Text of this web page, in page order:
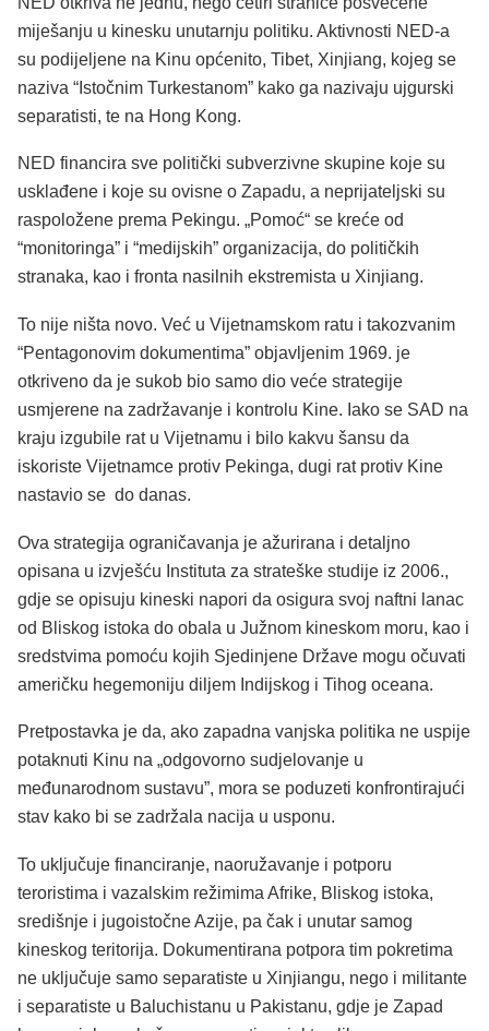
miješanju u kinesku unutarnju politiku. Aktivnosti NED-a
su podijeljene na Kinu općenito, Tibet, Xinjiang, kojeg se
naziva “Istočnim Turkestanom” kako ga nazivaju ujgurski
separatisti, te na Hong Kong.
NED financira sve politički subverzivne skupine koje su
usklađene i koje su ovisne o Zapadu, a neprijateljski su
raspoložene prema Pekingu. „Pomoć“ se kreće od
“monitoringa” i “medijskih” organizacija, do političkih
stranaka, kao i fronta nasilnih ekstremista u Xinjiang.
To nije ništa novo. Već u Vijetnamskom ratu i takozvanim
“Pentagonovim dokumentima” objavljenim 1969. je
otkriveno da je sukob bio samo dio veće strategije
usmjerene na zadržavanje i kontrolu Kine. Iako se SAD na
kraju izgubile rat u Vijetnamu i bilo kakvu šansu da
iskoriste Vijetnamce protiv Pekinga, dugi rat protiv Kine
nastavio se do danas.
Ova strategija ograničavanja je ažurirana i detaljno
opisana u izvješću Instituta za strateške studije iz 2006.,
gdje se opisuju kineski napori da osigura svoj naftni lanac
od Bliskog istoka do obala u Južnom kineskom moru, kao i
sredstvima pomoću kojih Sjedinjene Države mogu očuvati
američku hegemoniju diljem Indijskog i Tihog oceana.
Pretpostavka je da, ako zapadna vanjska politika ne uspije
potaknuti Kinu na „odgovorno sudjelovanje u
međunarodnom sustavu”, mora se poduzeti konfrontirajući
stav kako bi se zadržala nacija u usponu.
To uključuje financiranje, naoružavanje i potporu
teroristima i vazalskim režimima Afrike, Bliskog istoka,
središnje i jugoistočne Azije, pa čak i unutar samog
kineskog teritorija. Dokumentirana potpora tim pokretima
ne uključuje samo separatiste u Xinjiangu, nego i militante
i separatiste u Baluchistanu u Pakistanu, gdje je Zapad